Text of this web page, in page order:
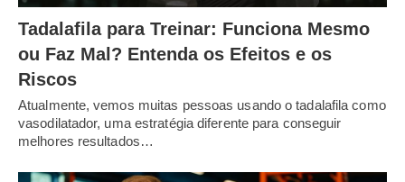
Tadalafila para Treinar: Funciona Mesmo
ou Faz Mal? Entenda os Efeitos e os
Riscos
Atualmente, vemos muitas pessoas usando o tadalafila como
vasodilatador, uma estratégia diferente para conseguir
melhores resultados…